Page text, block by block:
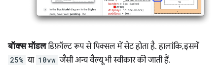
बॉक्स मॉडलडिफ़ॉल्ट रूप से पिक्सल में सेट होता है. हालांकि, इसमें
25% या 10vw जैसी अन्य वैल्यू भी स्वीकार की जाती हैं.